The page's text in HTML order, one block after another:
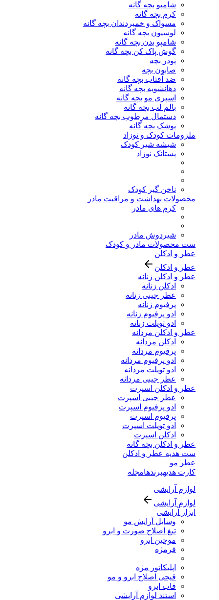
شامپو بچه گانه
کرم بچه گانه
مسواک و خمیردندان بچه گانه
لوسیون بچه گانه
شامپو بدن بچه گانه
گوش پاک کن بچه گانه
پودر بچه
صابون بچه
ضد آفتاب بچه گانه
دهانشویه بچه گانه
اسپری مو بچه گانه
بالم لب بچه گانه
دستمال مرطوب بچه گانه
پوشک بچه گانه
ملزومات کودک و نوزاد
شیشه شیر کودک
پستانک نوزاد
ناخن گیر کودک
محصولات بهداشت و مراقبت مادر
کرم های مادر
شیردوش مادر
ست محصولات مادر و کودک
عطر و ادکلن
عطر و ادکلن
عطر و ادکلن زنانه
ادکلن زنانه
عطر جیبی زنانه
پرفیوم زنانه
ادو پرفیوم زنانه
ادو تویلت زنانه
عطر و ادکلن مردانه
ادکلن مردانه
پرفیوم مردانه
ادو پرفیوم مردانه
ادو تویلت مردانه
عطر جیبی مردانه
عطر و ادکلن اسپرت
عطر جیبی اسپرت
ادو پرفیوم اسپرت
پرفیوم اسپرت
ادو تویلت اسپرت
ادکلن اسپرت
عطر و ادکلن بچه گانه
ست هدیه عطر و ادکلن
عطر مو
کارت هدیهبرندهامجله
لوازم آرایشی
لوازم آرایشی
ابزار آرایشی
وسایل آرایش مو
تیغ اصلاح صورت و ابرو
موچین ابرو
فرمژه
اپلیکاتور مژه
قیچی اصلاح ابرو و مو
قاب ابرو
استند لوازم آرایشی